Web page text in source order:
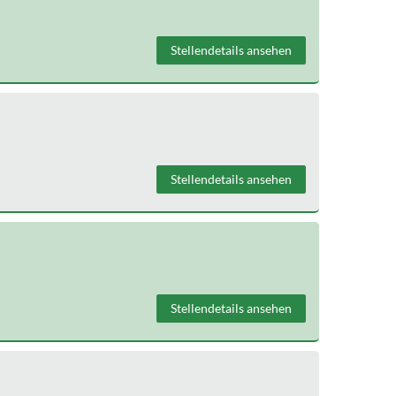
Stellendetails ansehen
Stellendetails ansehen
Stellendetails ansehen